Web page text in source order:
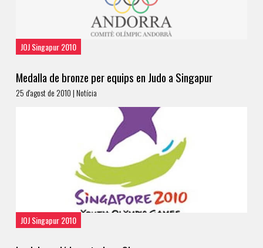
JOJ Singapur 2010
Medalla de bronze per equips en Judo a Singapur
25 d'agost de 2010 | Notícia
JOJ Singapur 2010